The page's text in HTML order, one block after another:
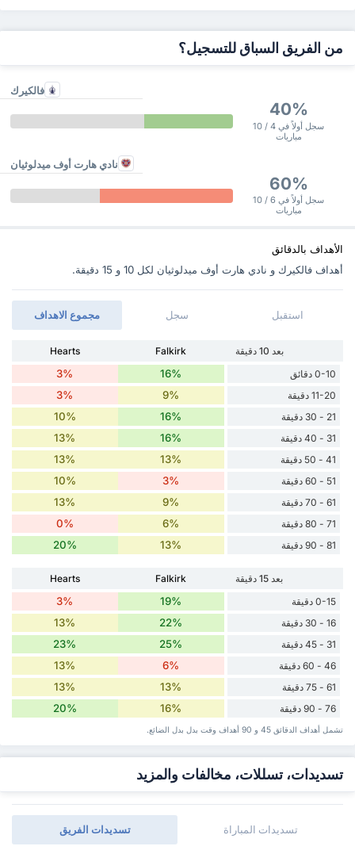
من الفريق السباق للتسجيل؟
فالكيرك
40%
سجل أولاً في 4 / 10
مباريات
نادي هارت أوف ميدلوثيان
60%
سجل أولاً في 6 / 10
مباريات
الأهداف بالدقائق
أهداف فالكيرك و نادي هارت أوف ميدلوثيان ‏لكل 10 و 15 دقيقة.
مجموع الاهداف سجل استقبل
بعد 10 دقيقة Falkirk
Hearts
0-10 دقائق
16%
3%
11-20 دقيقة 9%
3%
21 - 30 دقيقة 16%
10%
31 - 40 دقيقة 16%
13%
41 - 50 دقيقة 13%
13%
51 - 60 دقيقة 3%
10%
61 - 70 دقيقة 9%
13%
71 - 80 دقيقة 6%
0%
81 - 90 دقيقة 13%
20%
بعد 15 دقيقة Falkirk
Hearts
0-15 دقيقة
19%
3%
16 - 30 دقيقة 22%
13%
31 - 45 دقيقة 25%
23%
46 - 60 دقيقة 6%
13%
61 - 75 دقيقة 13%
13%
76 - 90 دقيقة 16%
20%
تشمل أهداف الدقائق 45 و 90 أهداف وقت ‏بدل ‏بدل الضائع.
تسديدات، تسللات، مخالفات والمزيد
تسديدات الفريق تسديدات المباراة